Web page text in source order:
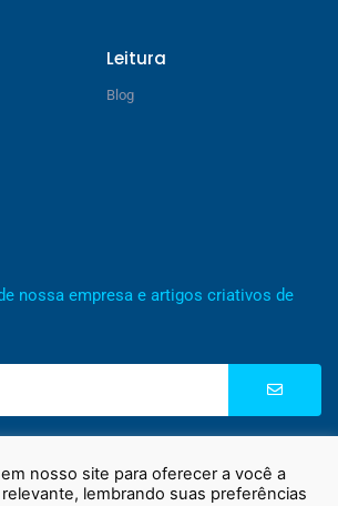
Leitura
Blog
nossa empresa e artigos criativos de
nosso site para oferecer a você a
lembrando suas preferências